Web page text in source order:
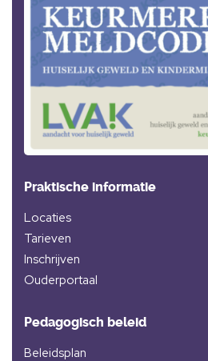
Praktische informatie
Locaties
Tarieven
Inschrijven
Ouderportaal
Pedagogisch beleid
Beleidsplan